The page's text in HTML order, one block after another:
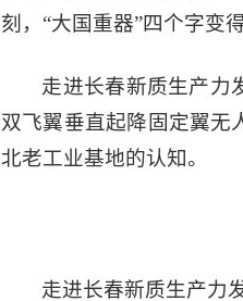
刻，“大国重器”四个字变
走进长春新质生产力
双飞翼垂直起降固定翼无
北老工业基地的认知。
走进长春新质生产力